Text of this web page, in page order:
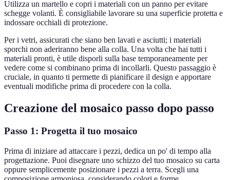
Utilizza un martello e copri i materiali con un panno per evitare
schegge volanti. È consigliabile lavorare su una superficie protetta e
indossare occhiali di protezione.
Per i vetri, assicurati che siano ben lavati e asciutti; i materiali
sporchi non aderiranno bene alla colla. Una volta che hai tutti i
materiali pronti, è utile disporli sulla base temporaneamente per
vedere come si combinano prima di incollarli. Questo passaggio è
cruciale, in quanto ti permette di pianificare il design e apportare
eventuali modifiche prima di procedere con la colla.
Creazione del mosaico passo dopo passo
Passo 1: Progetta il tuo mosaico
Prima di iniziare ad attaccare i pezzi, dedica un po' di tempo alla
progettazione. Puoi disegnare uno schizzo del tuo mosaico su carta
oppure semplicemente posizionare i pezzi a terra. Scegli una